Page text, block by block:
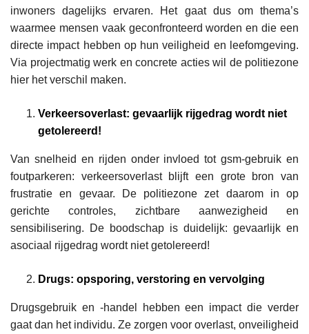
inwoners dagelijks ervaren. Het gaat dus om thema’s
waarmee mensen vaak geconfronteerd worden en die een
directe impact hebben op hun veiligheid en leefomgeving.
Via projectmatig werk en concrete acties wil de politiezone
hier het verschil maken.
Verkeersoverlast: gevaarlijk rijgedrag wordt niet
getolereerd!
Van snelheid en rijden onder invloed tot gsm-gebruik en
foutparkeren: verkeersoverlast blijft een grote bron van
frustratie en gevaar. De politiezone zet daarom in op
gerichte controles, zichtbare aanwezigheid en
sensibilisering. De boodschap is duidelijk: gevaarlijk en
asociaal rijgedrag wordt niet getolereerd!
Drugs: opsporing, verstoring en vervolging
Drugsgebruik en -handel hebben een impact die verder
gaat dan het individu. Ze zorgen voor overlast, onveiligheid